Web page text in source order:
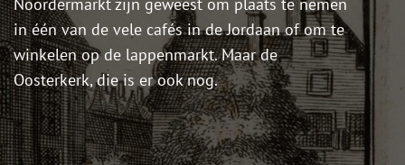
Noordermarkt zijn geweest om plaats te nemen
in één van de vele cafés in de Jordaan of om te
winkelen op de lappenmarkt. Maar de
Oosterkerk, die is er ook nog.